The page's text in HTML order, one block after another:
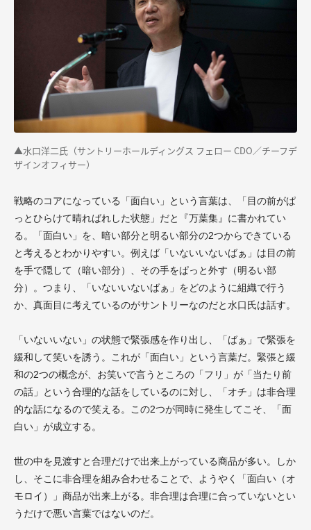
▲水口洋二氏（サントリーホールディングス フェロー CDO／チーフデ
ザインオフィサー）
戦略のコアになっている「面白い」という言葉は、「目の前がぱ
っとひらけて晴ればれした状態」だと『万葉集』に書かれてい
る。「面白い」を、暗い部分と明るい部分の2つからできている
と考えるとわかりやすい。例えば「いないいないばぁ」は目の前
を手で隠して（暗い部分）、その手をぱっと外す（明るい部
分）。つまり、「いないいないばぁ」をどのように組織で行う
か、真面目に考えているのがサントリーなのだと水口氏は話す。
「いないいない」の状態で緊張感を作り出し、「ばぁ」で緊張を
緩和して笑いを誘う。これが「面白い」という言葉だ。緊張と緩
和の2つの概念が、お笑いで言うところの「フリ」が「当たり前
の話」という合理的な話をしているのに対し、「オチ」は非合理
的な話になるので笑える。この2つが同時に発生してこそ、「面
白い」が成立する。
世の中を見渡すと合理だけで出来上がっている商品が多い。しか
し、そこに非合理を組み合わせることで、ようやく「面白い（オ
モロイ）」商品が出来上がる。非合理は合理に合っていないとい
うだけで悪い言葉ではないのだ。